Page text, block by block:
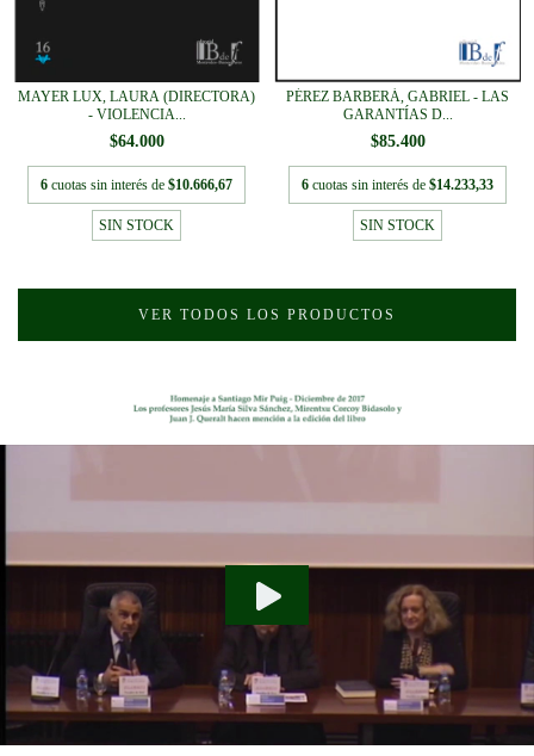
MAYER LUX, LAURA (DIRECTORA)
- VIOLENCIA...
$64.000
6 cuotas sin interés de $10.666,67
SIN STOCK
PÉREZ BARBERÁ, GABRIEL - LAS
GARANTÍAS D...
$85.400
6 cuotas sin interés de $14.233,33
SIN STOCK
VER TODOS LOS PRODUCTOS